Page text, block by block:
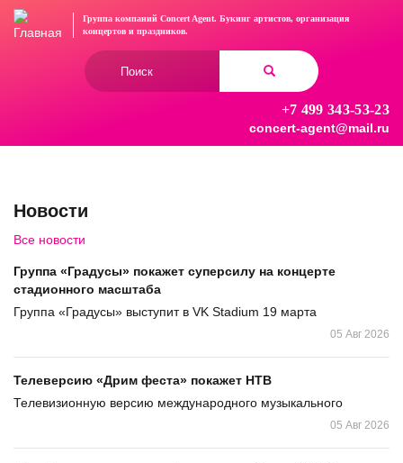
Перейти
Группа компаний Concert Agent. Букинг артистов, организация
концертови праздников.
+7 499 343-53-23
concert-agent@mail.ru
Новости
Все новости
Группа «Градусы» покажет суперсилу на концерте
стадионного масштаба
Группа «Градусы» выступит в VK Stadium 19 марта
05 Авг 2026
Телеверсию «Дрим феста» покажет НТВ
Телевизионную версию международного музыкального
05 Авг 2026